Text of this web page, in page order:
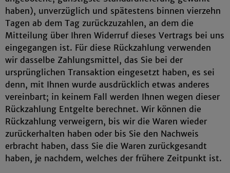
haben), unverzüglich und spätestens binnen vierzehn
Tagen ab dem Tag zurückzuzahlen, an dem die
Mitteilung über Ihren Widerruf dieses Vertrags bei uns
eingegangen ist. Für diese Rückzahlung verwenden
wir dasselbe Zahlungsmittel, das Sie bei der
ursprünglichen Transaktion eingesetzt haben, es sei
denn, mit Ihnen wurde ausdrücklich etwas anderes
vereinbart; in keinem Fall werden Ihnen wegen dieser
Rückzahlung Entgelte berechnet. Wir können die
Rückzahlung verweigern, bis wir die Waren wieder
zurückerhalten haben oder bis Sie den Nachweis
erbracht haben, dass Sie die Waren zurückgesandt
haben, je nachdem, welches der frühere Zeitpunkt ist.